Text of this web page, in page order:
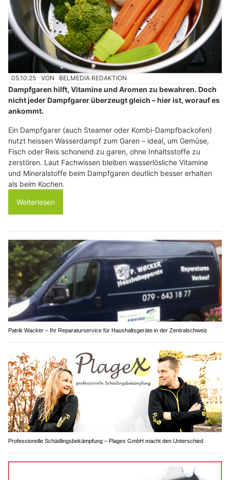
05.10.25 VON BELMEDIA REDAKTION
Dampfgaren hilft, Vitamine und Aromen zu bewahren. Doch
nicht jeder Dampfgarer überzeugt gleich – hier ist, worauf es
ankommt.
Ein Dampfgarer (auch Steamer oder Kombi-Dampfbackofen)
nutzt heissen Wasserdampf zum Garen – ideal, um Gemüse,
Fisch oder Reis schonend zu garen, ohne Inhaltsstoffe zu
zerstören. Laut Fachwissen bleiben wasserlösliche Vitamine
und Mineralstoffe beim Dampfgaren deutlich besser erhalten
als beim Kochen.
Weiterlesen
Patrik Wacker – Ihr Reparaturservice für Haushaltsgeräte in der Zentralschweiz
Professionelle Schädlingsbekämpfung – Plagex GmbH macht den Unterschied